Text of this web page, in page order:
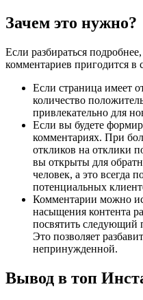
Зачем это нужно?
Если разбираться
комментариев пригодится в
Если страница имеет
количество
привлекательно для
Если вы будете
комментариях. При
откликов на отклики
вы открыты для
человек, а это всегда
потенциальных
Комментарии можно
насыщения контента
посвятить следующий
Это позволяет
непринужденной.
Вывод в топ